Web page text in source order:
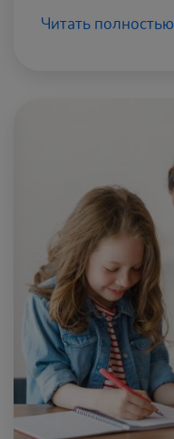
Читать полностью